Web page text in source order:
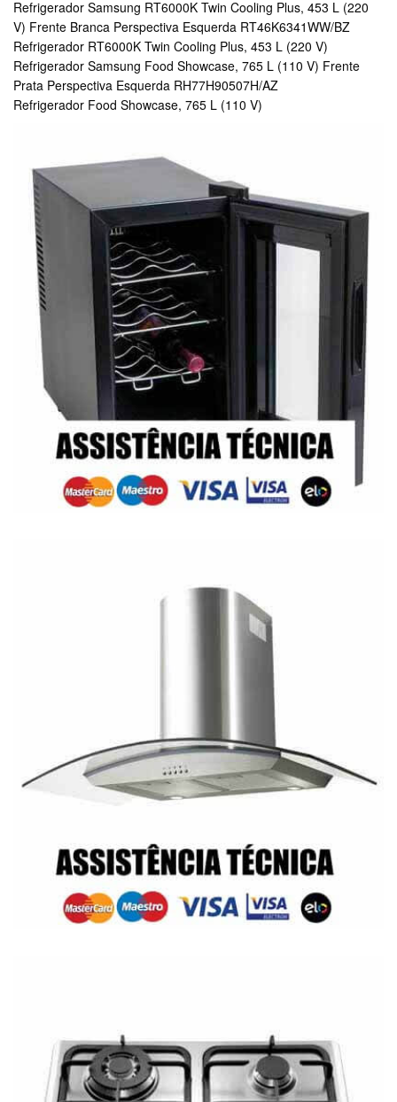
Refrigerador Samsung RT6000K Twin Cooling Plus, 453 L (220
V) Frente Branca Perspectiva Esquerda RT46K6341WW/BZ
Refrigerador RT6000K Twin Cooling Plus, 453 L (220 V)
Refrigerador Samsung Food Showcase, 765 L (110 V) Frente
Prata Perspectiva Esquerda RH77H90507H/AZ
Refrigerador Food Showcase, 765 L (110 V)